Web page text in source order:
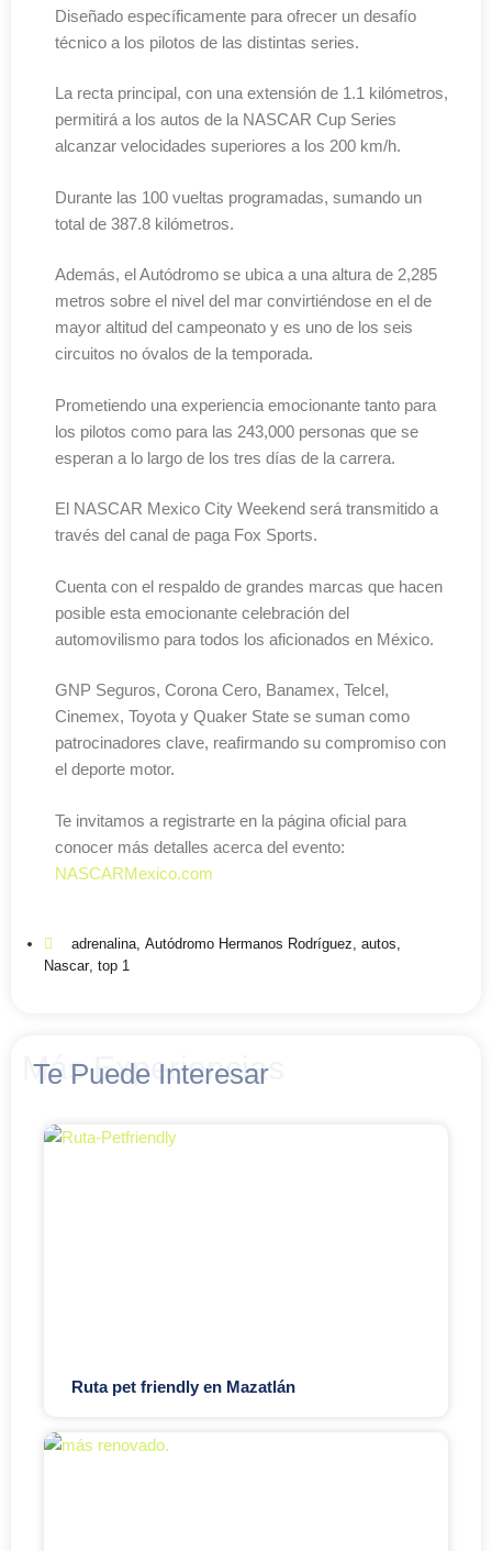
Diseñado específicamente para ofrecer un desafío
técnico a los pilotos de las distintas series.
La recta principal, con una extensión de 1.1 kilómetros,
permitirá a los autos de la NASCAR Cup Series
alcanzar velocidades superiores a los 200 km/h.
Durante las 100 vueltas programadas, sumando un
total de 387.8 kilómetros.
Además, el Autódromo se ubica a una altura de 2,285
metros sobre el nivel del mar convirtiéndose en el de
mayor altitud del campeonato y es uno de los seis
circuitos no óvalos de la temporada.
Prometiendo una experiencia emocionante tanto para
los pilotos como para las 243,000 personas que se
esperan a lo largo de los tres días de la carrera.
El NASCAR Mexico City Weekend será transmitido a
través del canal de paga Fox Sports.
Cuenta con el respaldo de grandes marcas que hacen
posible esta emocionante celebración del
automovilismo para todos los aficionados en México.
GNP Seguros, Corona Cero, Banamex, Telcel,
Cinemex, Toyota y Quaker State se suman como
patrocinadores clave, reafirmando su compromiso con
el deporte motor.
Te invitamos a registrarte en la página oficial para
conocer más detalles acerca del evento:
NASCARMexico.com
adrenalina, Autódromo Hermanos Rodríguez, autos,
Nascar, top 1
Más Experiencias
Te Puede Interesar
Ruta pet friendly en Mazatlán